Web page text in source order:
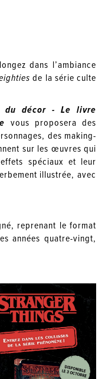
dans l’ambiance
de la série culte
du décor - Le livre
vous proposera des
des making-
sur les œuvres qui
spéciaux et leur
illustrée, avec
reprenant le format
années quatre-vingt,